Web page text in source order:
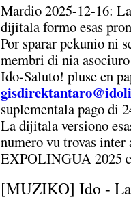
Mardio 2025-12-16:
dijitala formo esas
Por sparar pekunio ni
membri di nia
Ido-Saluto! pluse en
suplementala pago di
La dijitala versiono
numero vu trovas
EXPOLINGUA 2025
[MUZIKO] Ido -